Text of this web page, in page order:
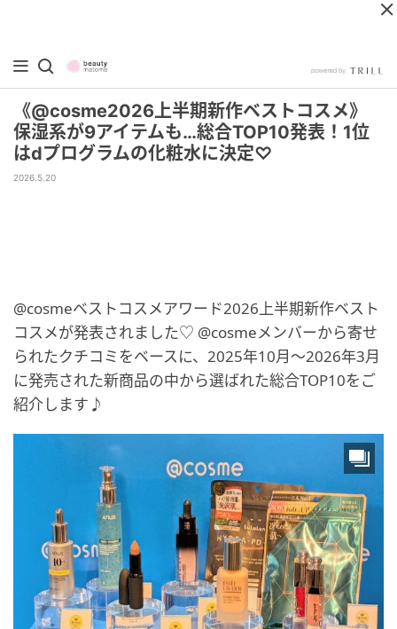
《@cosme2026上半期新作ベストコスメ》
保湿系が9アイテムも…総合TOP10発表！1位
はdプログラムの化粧水に決定♡
2026.5.20
@cosmeベストコスメアワード2026上半期新作ベスト
コスメが発表されました♡ @cosmeメンバーから寄せ
られたクチコミをベースに、2025年10月〜2026年3月
に発売された新商品の中から選ばれた総合TOP10をご
紹介します♪